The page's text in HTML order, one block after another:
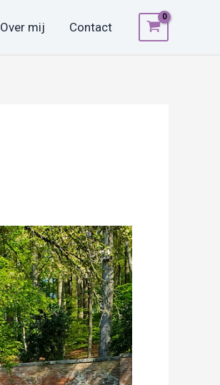
Over mij Contact